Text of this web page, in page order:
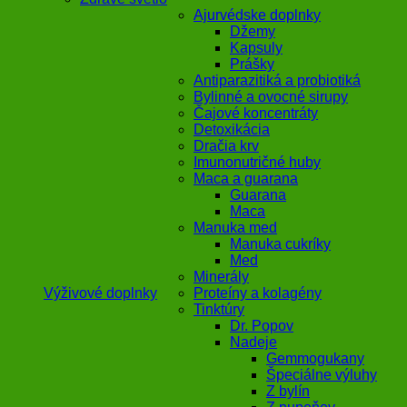
Výživové doplnky
Ajurvédske doplnky
Džemy
Kapsuly
Prášky
Antiparazitiká a probiotiká
Bylinné a ovocné sirupy
Čajové koncentráty
Detoxikácia
Dračia krv
Imunonutričné huby
Maca a guarana
Guarana
Maca
Manuka med
Manuka cukríky
Med
Minerály
Proteíny a kolagény
Tinktúry
Dr. Popov
Nadeje
Gemmogukany
Špeciálne výluhy
Z bylín